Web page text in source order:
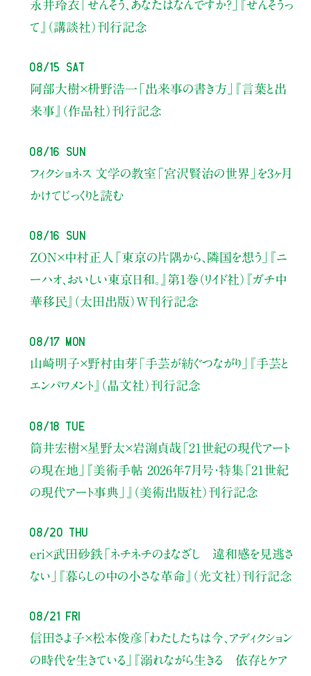
永井玲衣 「せんそう、あなたはなんですか？」
『せんそうっ
て』（講談社）刊行記念
08/15 Sat
阿部大樹×枡野浩一 「出来事の書き方」
『言葉と出
来事』（作品社）刊行記念
08/16 Sun
フィクショネス 文学の教室 「宮沢賢治の世界」を3ヶ月
かけてじっくりと読む
08/16 Sun
ZON×中村正人 「東京の片隅から、隣国を想う」
『ニ
ーハオ、おいしい東京日和。』第1巻（リイド社） 『ガチ中
華移民』（太田出版）W刊行記念
08/17 Mon
山崎明子×野村由芽 「手芸が紡ぐつながり」
『手芸と
エンパワメント』（晶文社）刊行記念
08/18 Tue
筒井宏樹×星野太×岩渕貞哉 「21世紀の現代アート
の現在地」
『美術手帖 2026年7月号・特集「21世紀
の現代アート事典」』（美術出版社）刊行記念
08/20 Thu
eri×武田砂鉄「ネチネチのまなざし 違和感を見逃さ
ない」
『暮らしの中の小さな革命』（光文社）刊行記念
08/21 Fri
信田さよ子×松本俊彦 「わたしたちは今、アディクション
の時代を生きている」
『溺れながら生きる 依存とケア